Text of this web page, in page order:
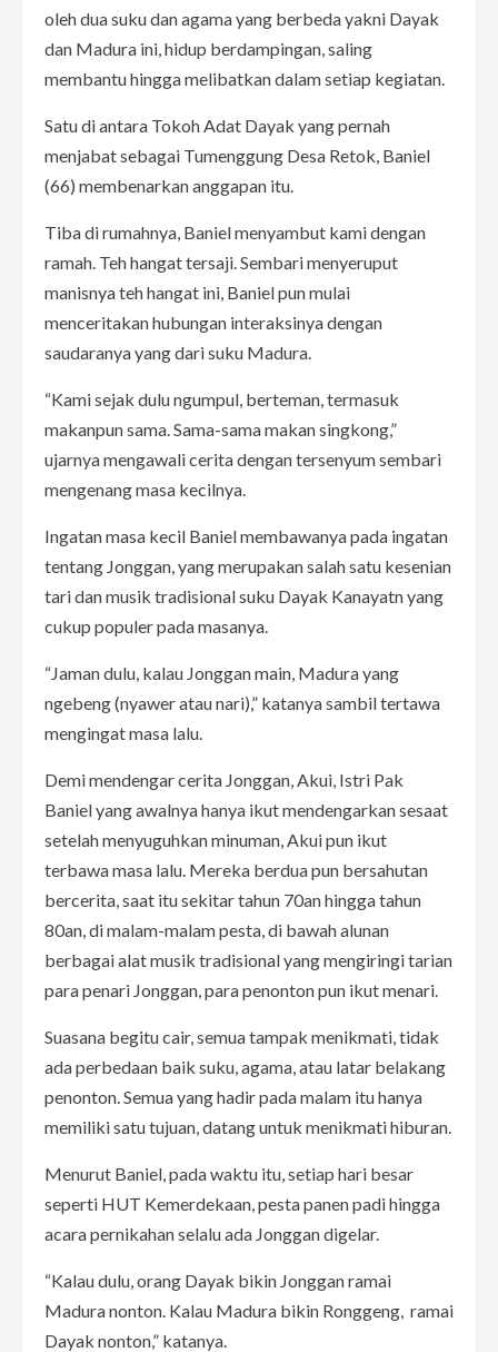
oleh dua suku dan agama yang berbeda yakni Dayak
dan Madura ini, hidup berdampingan, saling
membantu hingga melibatkan dalam setiap kegiatan.
Satu di antara Tokoh Adat Dayak yang pernah
menjabat sebagai Tumenggung Desa Retok, Baniel
(66) membenarkan anggapan itu.
Tiba di rumahnya, Baniel menyambut kami dengan
ramah. Teh hangat tersaji. Sembari menyeruput
manisnya teh hangat ini, Baniel pun mulai
menceritakan hubungan interaksinya dengan
saudaranya yang dari suku Madura.
“Kami sejak dulu ngumpul, berteman, termasuk
makanpun sama. Sama-sama makan singkong,”
ujarnya mengawali cerita dengan tersenyum sembari
mengenang masa kecilnya.
Ingatan masa kecil Baniel membawanya pada ingatan
tentang Jonggan, yang merupakan salah satu kesenian
tari dan musik tradisional suku Dayak Kanayatn yang
cukup populer pada masanya.
“Jaman dulu, kalau Jonggan main, Madura yang
ngebeng (nyawer atau nari),” katanya sambil tertawa
mengingat masa lalu.
Demi mendengar cerita Jonggan, Akui, Istri Pak
Baniel yang awalnya hanya ikut mendengarkan sesaat
setelah menyuguhkan minuman, Akui pun ikut
terbawa masa lalu. Mereka berdua pun bersahutan
bercerita, saat itu sekitar tahun 70an hingga tahun
80an, di malam-malam pesta, di bawah alunan
berbagai alat musik tradisional yang mengiringi tarian
para penari Jonggan, para penonton pun ikut menari.
Suasana begitu cair, semua tampak menikmati, tidak
ada perbedaan baik suku, agama, atau latar belakang
penonton. Semua yang hadir pada malam itu hanya
memiliki satu tujuan, datang untuk menikmati hiburan.
Menurut Baniel, pada waktu itu, setiap hari besar
seperti HUT Kemerdekaan, pesta panen padi hingga
acara pernikahan selalu ada Jonggan digelar.
“Kalau dulu, orang Dayak bikin Jonggan ramai
Madura nonton. Kalau Madura bikin Ronggeng, ramai
Dayak nonton,” katanya.